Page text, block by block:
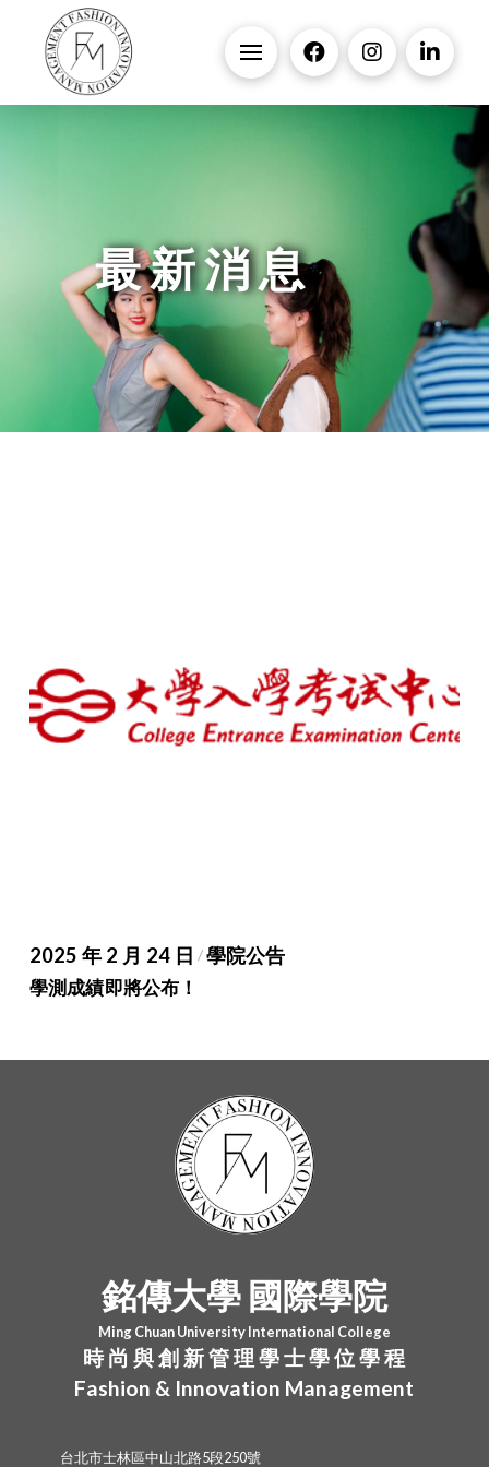
最 新 消 息
2025 年 2 月 24 日 /學院公告
學測成績即將公布！
銘傳大學 國際學院
Ming Chuan University International College
時 尚 與 創 新 管 理 學 士 學 位 學 程
Fashion & Innovation Management
台北市士林區中山北路5段250號